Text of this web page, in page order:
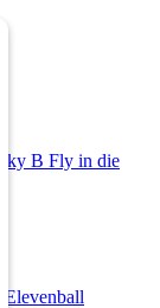
B Fly in die
Elevenball